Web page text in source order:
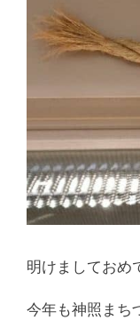
明けましておめ
今年も神照まち